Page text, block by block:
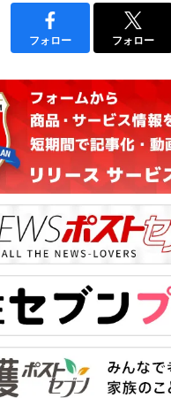
フォロー フォロー